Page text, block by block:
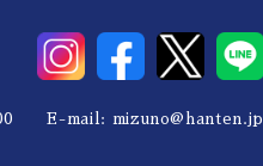
E-mail: mizuno@hanten.jp